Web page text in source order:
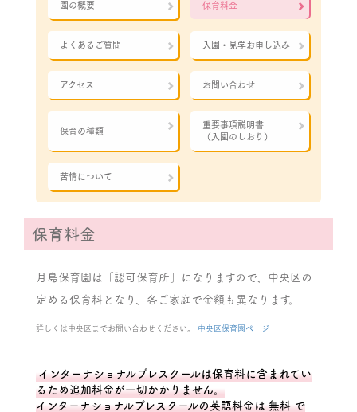
園の概要 保育料金
よくあるご質問 入園・見学お申し込み
アクセス お問い合わせ
保育の種類
重要事項説明書
（入園のしおり）
苦情について
保育料金
月島保育園は「認可保育所」になりますので、中央区の
定める保育料となり、各ご家庭で金額も異なります。
詳しくは中央区までお問い合わせください。 中央区保育園ページ
インターナショナルプレスクールは保育料に含まれてい
るため追加料金が一切かかりません。
インターナショナルプレスクールの英語料金は 無料 で